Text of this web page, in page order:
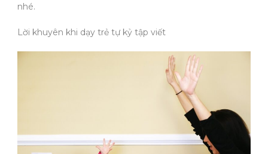
nhé.
Lời khuyên khi dạy trẻ tự kỷ tập viết